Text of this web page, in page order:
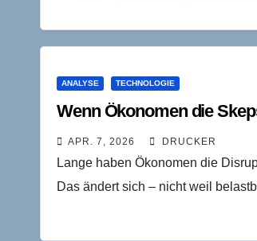
ANALYSE TECHNOLOGIE
Wenn Ökonomen die
APR. 7, 2026 DRUCKER
Lange haben Ökonomen die
Das ändert sich – nicht weil